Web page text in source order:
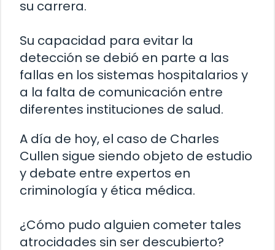
su carrera.
Su capacidad para evitar la
detección se debió en parte a las
fallas en los sistemas hospitalarios y
a la falta de comunicación entre
diferentes instituciones de salud.
A día de hoy, el caso de Charles
Cullen sigue siendo objeto de estudio
y debate entre expertos en
criminología y ética médica.
¿Cómo pudo alguien cometer tales
atrocidades sin ser descubierto?